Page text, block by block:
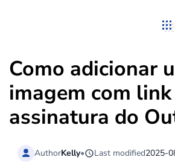
Como adicionar
imagem com
assinatura do
AuthorKelly• Last modified2025-